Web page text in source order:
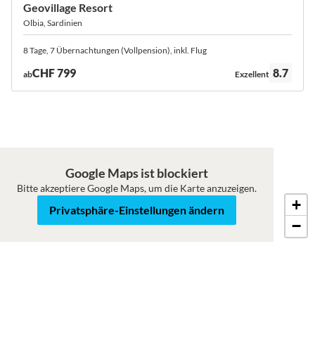
Geovillage Resort
Olbia, Sardinien
8 Tage, 7 Übernachtungen (Vollpension), inkl. Flug
abCHF 799 Bewertung:
Exzellent 8.7
Roadmap Satellit
+
−
Google Maps ist blockiert
Bitte akzeptiere Google Maps, um die Karte anzuzeigen.
Privatsphäre-Einstellungen ändern